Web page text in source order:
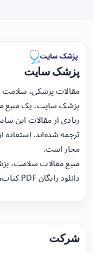
پزشک سایت
مقالات پزشکی،
پزشک سایت، یک منبع
زیادی از مقالات این
ترجمه شده‌اند. استفاده
مجاز است.
منبع مقالات سلامت،
دانلود رایگان PDF کتاب‌های پزشکی.
شرکت